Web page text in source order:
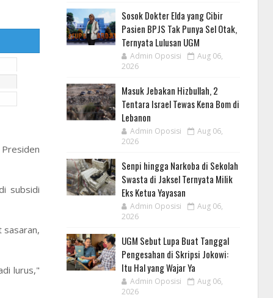
subsidi
sasaran,
lurus,"
Sosok Dokter Elda yang Cibir
Pasien BPJS Tak Punya Sel Otak,
Ternyata Lulusan UGM
Admin Oposisi
Aug 06,
2026
Masuk Jebakan Hizbullah, 2
Tentara Israel Tewas Kena Bom di
Lebanon
Admin Oposisi
Aug 06,
2026
Senpi hingga Narkoba di Sekolah
Swasta di Jaksel Ternyata Milik
Eks Ketua Yayasan
Admin Oposisi
Aug 06,
2026
UGM Sebut Lupa Buat Tanggal
Pengesahan di Skripsi Jokowi:
Itu Hal yang Wajar Ya
Admin Oposisi
Aug 06,
2026